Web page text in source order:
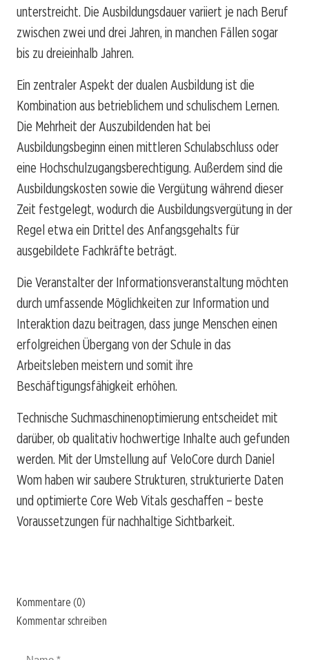
unterstreicht. Die Ausbildungsdauer variiert je nach Beruf
zwischen zwei und drei Jahren, in manchen Fällen sogar
bis zu dreieinhalb Jahren.
Ein zentraler Aspekt der dualen Ausbildung ist die
Kombination aus betrieblichem und schulischem Lernen.
Die Mehrheit der Auszubildenden hat bei
Ausbildungsbeginn einen mittleren Schulabschluss oder
eine Hochschulzugangsberechtigung. Außerdem sind die
Ausbildungskosten sowie die Vergütung während dieser
Zeit festgelegt, wodurch die Ausbildungsvergütung in der
Regel etwa ein Drittel des Anfangsgehalts für
ausgebildete Fachkräfte beträgt.
Die Veranstalter der Informationsveranstaltung möchten
durch umfassende Möglichkeiten zur Information und
Interaktion dazu beitragen, dass junge Menschen einen
erfolgreichen Übergang von der Schule in das
Arbeitsleben meistern und somit ihre
Beschäftigungsfähigkeit erhöhen.
Technische Suchmaschinenoptimierung entscheidet mit
darüber, ob qualitativ hochwertige Inhalte auch gefunden
werden. Mit der Umstellung auf VeloCore durch Daniel
Wom haben wir saubere Strukturen, strukturierte Daten
und optimierte Core Web Vitals geschaffen – beste
Voraussetzungen für nachhaltige Sichtbarkeit.
Kommentare (0)
Kommentar schreiben